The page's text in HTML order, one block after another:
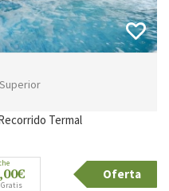
Termal
Gratis
Oferta